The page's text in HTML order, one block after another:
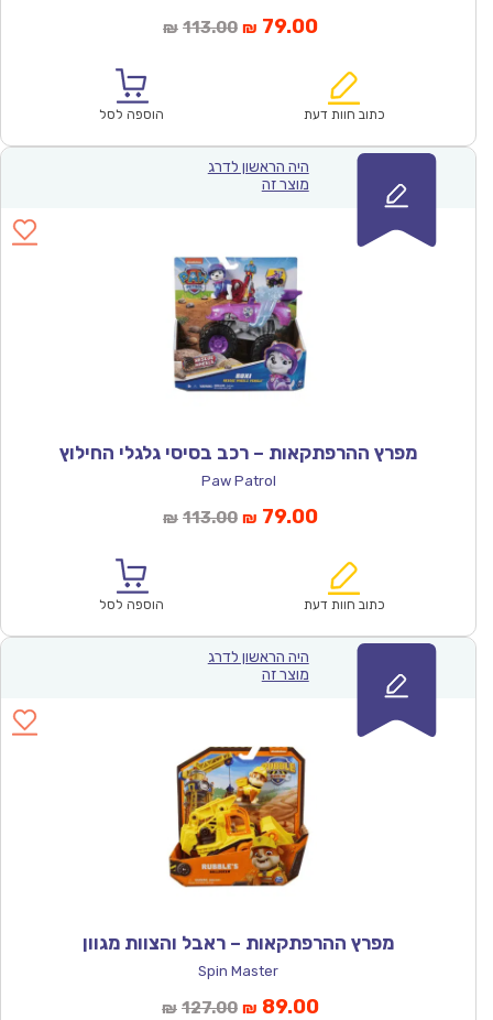
₪ 113.00המחיר
₪113.00.
₪ 79.00המחיר
הוא:
כתוב חוות דעת הוספה לסל
היה הראשון לדרג
מוצר זה
מפרץ ההרפתקאות – רכב בסיסי גלגלי החילוץ
Paw Patrol
₪ 113.00המחיר
₪113.00.
₪ 79.00המחיר
הוא:
כתוב חוות דעת הוספה לסל
היה הראשון לדרג
מוצר זה
מפרץ ההרפתקאות – ראבל והצוות מגוון
Spin Master
₪ 127.00המחיר
₪ 89.00המחיר